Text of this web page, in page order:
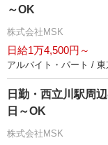
～OK
株式会社MSK
日給1万4,500円～
アルバイト・パート / 東
日勤・西立川駅周
日～OK
株式会社MSK